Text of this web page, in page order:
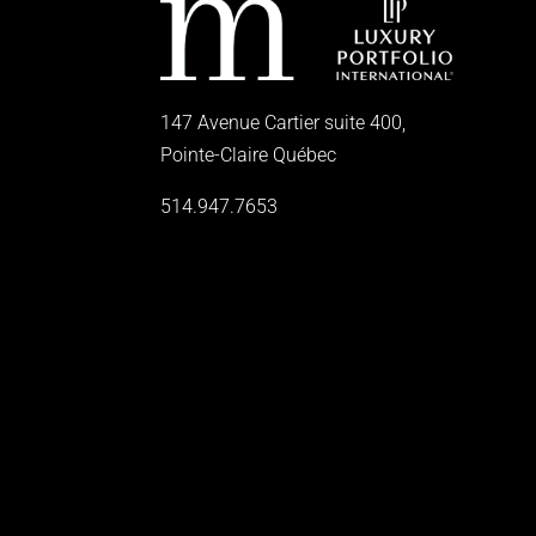
147 Avenue Cartier suite 400,
Pointe-Claire Québec
514.947.7653